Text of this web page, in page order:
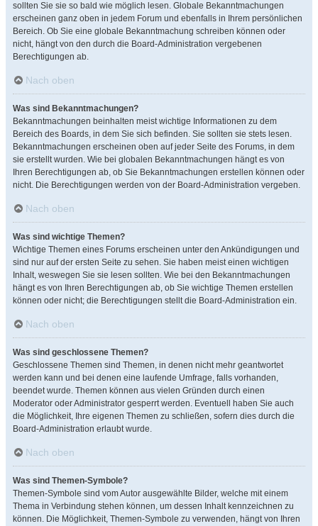
sollten Sie sie so bald wie möglich lesen. Globale Bekanntmachungen
erscheinen ganz oben in jedem Forum und ebenfalls in Ihrem persönlichen
Bereich. Ob Sie eine globale Bekanntmachung schreiben können oder
nicht, hängt von den durch die Board-Administration vergebenen
Berechtigungen ab.
Nach oben
Was sind Bekanntmachungen?
Bekanntmachungen beinhalten meist wichtige Informationen zu dem
Bereich des Boards, in dem Sie sich befinden. Sie sollten sie stets lesen.
Bekanntmachungen erscheinen oben auf jeder Seite des Forums, in dem
sie erstellt wurden. Wie bei globalen Bekanntmachungen hängt es von
Ihren Berechtigungen ab, ob Sie Bekanntmachungen erstellen können oder
nicht. Die Berechtigungen werden von der Board-Administration vergeben.
Nach oben
Was sind wichtige Themen?
Wichtige Themen eines Forums erscheinen unter den Ankündigungen und
sind nur auf der ersten Seite zu sehen. Sie haben meist einen wichtigen
Inhalt, weswegen Sie sie lesen sollten. Wie bei den Bekanntmachungen
hängt es von Ihren Berechtigungen ab, ob Sie wichtige Themen erstellen
können oder nicht; die Berechtigungen stellt die Board-Administration ein.
Nach oben
Was sind geschlossene Themen?
Geschlossene Themen sind Themen, in denen nicht mehr geantwortet
werden kann und bei denen eine laufende Umfrage, falls vorhanden,
beendet wurde. Themen können aus vielen Gründen durch einen
Moderator oder Administrator gesperrt werden. Eventuell haben Sie auch
die Möglichkeit, Ihre eigenen Themen zu schließen, sofern dies durch die
Board-Administration erlaubt wurde.
Nach oben
Was sind Themen-Symbole?
Themen-Symbole sind vom Autor ausgewählte Bilder, welche mit einem
Thema in Verbindung stehen können, um dessen Inhalt kennzeichnen zu
können. Die Möglichkeit, Themen-Symbole zu verwenden, hängt von Ihren